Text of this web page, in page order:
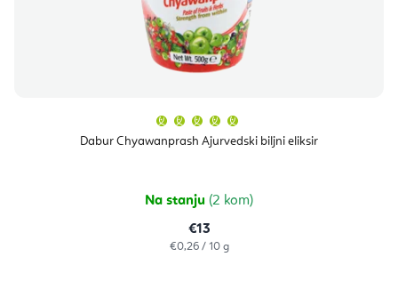
Dabur Chyawanprash Ajurvedski biljni eliksir
proizvoda
je
zvjezdica.
Na stanju (2 kom)
€13
Izračunaj
€0,26 / 10 g